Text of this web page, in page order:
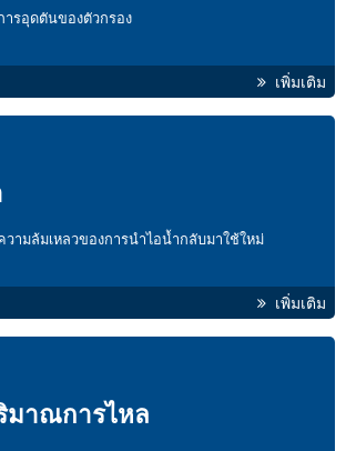
รอุดตันของตัวกรอง
เพิ่มเติม
ามล้มเหลวของการนำไอน้ำกลับมาใช้ใหม่
เพิ่มเติม
มาณการไหล